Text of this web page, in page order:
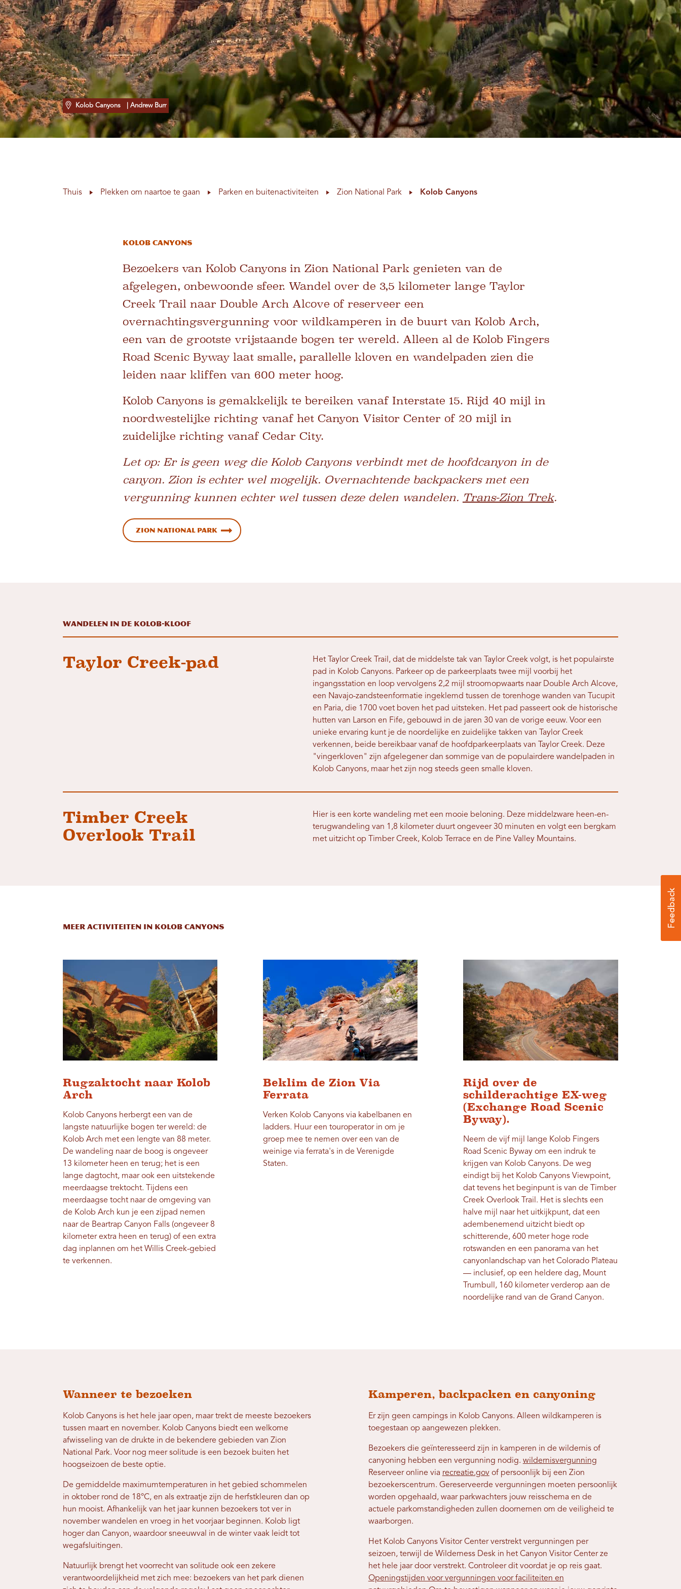
Kolob Canyons | Andrew Burr
Thuis Plekken om naartoe te gaan Parken en buitenactiviteiten Zion National Park Kolob Canyons
Kolob Canyons
Bezoekers van Kolob Canyons in Zion National Park genieten van de
afgelegen, onbewoonde sfeer. Wandel over de 3,5 kilometer lange Taylor
Creek Trail naar Double Arch Alcove of reserveer een
overnachtingsvergunning voor wildkamperen in de buurt van Kolob Arch,
een van de grootste vrijstaande bogen ter wereld. Alleen al de Kolob Fingers
Road Scenic Byway laat smalle, parallelle kloven en wandelpaden zien die
leiden naar kliffen van 600 meter hoog.
Kolob Canyons is gemakkelijk te bereiken vanaf Interstate 15. Rijd 40 mijl in
noordwestelijke richting vanaf het Canyon Visitor Center of 20 mijl in
zuidelijke richting vanaf Cedar City.
Let op: Er is geen weg die Kolob Canyons verbindt met de hoofdcanyon in de
canyon. Zion is echter wel mogelijk. Overnachtende backpackers met een
vergunning kunnen echter wel tussen deze delen wandelen. Trans-Zion Trek.
Zion National Park
Wandelen in de Kolob-kloof
Taylor Creek-pad
Het Taylor Creek Trail, dat de middelste tak van Taylor Creek volgt, is het populairste
pad in Kolob Canyons. Parkeer op de parkeerplaats twee mijl voorbij het
ingangsstation en loop vervolgens 2,2 mijl stroomopwaarts naar Double Arch Alcove,
een Navajo-zandsteenformatie ingeklemd tussen de torenhoge wanden van Tucupit
en Paria, die 1700 voet boven het pad uitsteken. Het pad passeert ook de historische
hutten van Larson en Fife, gebouwd in de jaren 30 van de vorige eeuw. Voor een
unieke ervaring kunt je de noordelijke en zuidelijke takken van Taylor Creek
verkennen, beide bereikbaar vanaf de hoofdparkeerplaats van Taylor Creek. Deze
"vingerkloven" zijn afgelegener dan sommige van de populairdere wandelpaden in
Kolob Canyons, maar het zijn nog steeds geen smalle kloven.
Timber Creek
Overlook Trail
Hier is een korte wandeling met een mooie beloning. Deze middelzware heen-en-
terugwandeling van 1,8 kilometer duurt ongeveer 30 minuten en volgt een bergkam
met uitzicht op Timber Creek, Kolob Terrace en de Pine Valley Mountains.
Meer activiteiten in Kolob Canyons
Rugzaktocht naar Kolob
Arch
Kolob Canyons herbergt een van de
langste natuurlijke bogen ter wereld: de
Kolob Arch met een lengte van 88 meter.
De wandeling naar de boog is ongeveer
13 kilometer heen en terug; het is een
lange dagtocht, maar ook een uitstekende
meerdaagse trektocht. Tijdens een
meerdaagse tocht naar de omgeving van
de Kolob Arch kun je een zijpad nemen
naar de Beartrap Canyon Falls (ongeveer 8
kilometer extra heen en terug) of een extra
dag inplannen om het Willis Creek-gebied
te verkennen.
Beklim de Zion Via
Ferrata
Verken Kolob Canyons via kabelbanen en
ladders. Huur een touroperator in om je
groep mee te nemen over een van de
weinige via ferrata's in de Verenigde
Staten.
Rijd over de
schilderachtige EX-weg
(Exchange Road Scenic
Byway).
Neem de vijf mijl lange Kolob Fingers
Road Scenic Byway om een ​​indruk te
krijgen van Kolob Canyons. De weg
eindigt bij het Kolob Canyons Viewpoint,
dat tevens het beginpunt is van de Timber
Creek Overlook Trail. Het is slechts een
halve mijl naar het uitkijkpunt, dat een
adembenemend uitzicht biedt op
schitterende, 600 meter hoge rode
rotswanden en een panorama van het
canyonlandschap van het Colorado Plateau
— inclusief, op een heldere dag, Mount
Trumbull, 160 kilometer verderop aan de
noordelijke rand van de Grand Canyon.
Wanneer te bezoeken
Kolob Canyons is het hele jaar open, maar trekt de meeste bezoekers
tussen maart en november. Kolob Canyons biedt een welkome
afwisseling van de drukte in de bekendere gebieden van Zion
National Park. Voor nog meer solitude is een bezoek buiten het
hoogseizoen de beste optie.
De gemiddelde maximumtemperaturen in het gebied schommelen
in oktober rond de 18°C, en als extraatje zijn de herfstkleuren dan op
hun mooist. Afhankelijk van het jaar kunnen bezoekers tot ver in
november wandelen en vroeg in het voorjaar beginnen. Kolob ligt
hoger dan Canyon, waardoor sneeuwval in de winter vaak leidt tot
wegafsluitingen.
Natuurlijk brengt het voorrecht van solitude ook een zekere
verantwoordelijkheid met zich mee: bezoekers van het park dienen
Kamperen, backpacken en canyoning
Er zijn geen campings in Kolob Canyons. Alleen wildkamperen is
toegestaan ​​op aangewezen plekken.
Bezoekers die geïnteresseerd zijn in kamperen in de wildernis of
canyoning hebben een vergunning nodig. wildernisvergunning
Reserveer online via recreatie.govof persoonlijk bij een Zion
bezoekerscentrum. Gereserveerde vergunningen moeten persoonlijk
worden opgehaald, waar parkwachters jouw reisschema en de
actuele parkomstandigheden zullen doornemen om de veiligheid te
waarborgen.
Het Kolob Canyons Visitor Center verstrekt vergunningen per
seizoen, terwijl de Wilderness Desk in het Canyon Visitor Center ze
het hele jaar door verstrekt. Controleer dit voordat je op reis gaat.
Openingstijden voor vergunningen voor faciliteiten en